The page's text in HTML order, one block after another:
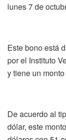
lunes 7 de
Este bono está
por el Instituto
y tiene un
De acuerdo al
dólar, este